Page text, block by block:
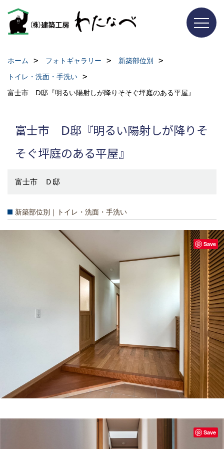
ホーム フォトギャラリー
新築部位別
トイレ・洗面・手洗い
富士市 Ⅾ邸『明るい陽射しが降りそそぐ坪庭のある平屋』
富士市 Ⅾ邸『明るい陽射しが降りそ
そぐ坪庭のある平屋』
富士市 Ｄ邸
新築部位別｜トイレ・洗面・手洗い
Save
Save